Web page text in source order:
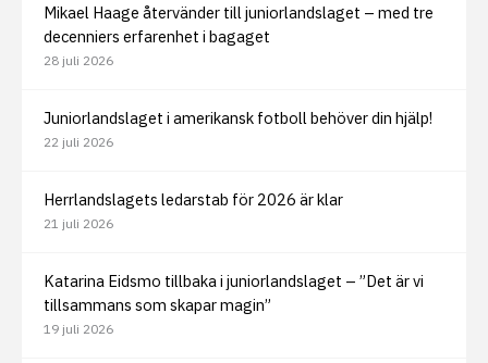
Mikael Haage återvänder till juniorlandslaget – med tre
decenniers erfarenhet i bagaget
28 juli 2026
Juniorlandslaget i amerikansk fotboll behöver din hjälp!
22 juli 2026
Herrlandslagets ledarstab för 2026 är klar
21 juli 2026
Katarina Eidsmo tillbaka i juniorlandslaget – ”Det är vi
tillsammans som skapar magin”
19 juli 2026